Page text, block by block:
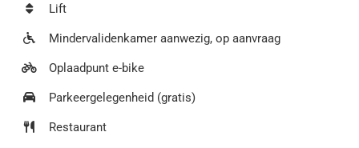
Lift
Mindervalidenkamer aanwezig, op aanvraag
Oplaadpunt e-bike
Parkeergelegenheid (gratis)
Restaurant